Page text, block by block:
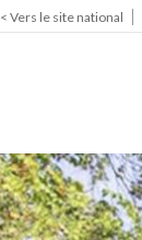
< Vers le site national